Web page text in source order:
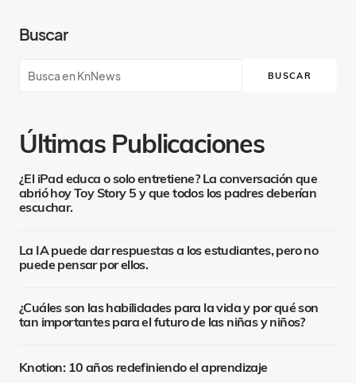
Buscar
BUSCAR
Últimas Publicaciones
¿El iPad educa o solo entretiene? La conversación que
abrió hoy Toy Story 5 y que todos los padres deberían
escuchar.
La IA puede dar respuestas a los estudiantes, pero no
puede pensar por ellos.
¿Cuáles son las habilidades para la vida y por qué son
tan importantes para el futuro de las niñas y niños?
Knotion: 10 años redefiniendo el aprendizaje